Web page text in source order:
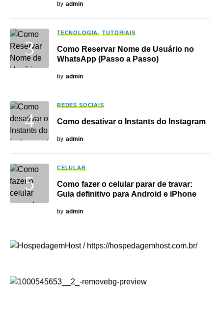
by admin
TECNOLOGIA TUTORIAIS
Como Reservar Nome de Usuário no
WhatsApp (Passo a Passo)
by admin
REDES SOCIAIS
Como desativar o Instants do Instagram
by admin
CELULAR
Como fazer o celular parar de travar:
Guia definitivo para Android e iPhone
by admin